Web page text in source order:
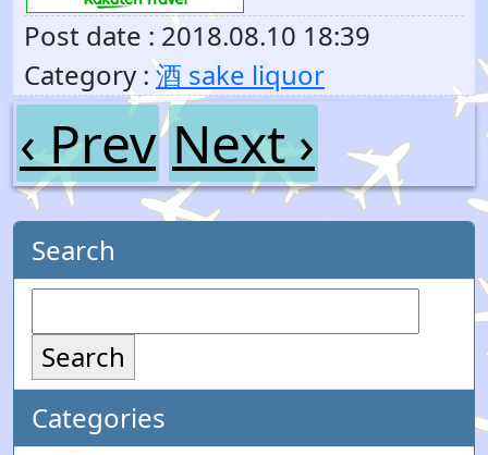
Post date : 2018.08.10 18:39
Category : 酒 sake liquor
‹ Prev Next ›
Search
Search
Categories